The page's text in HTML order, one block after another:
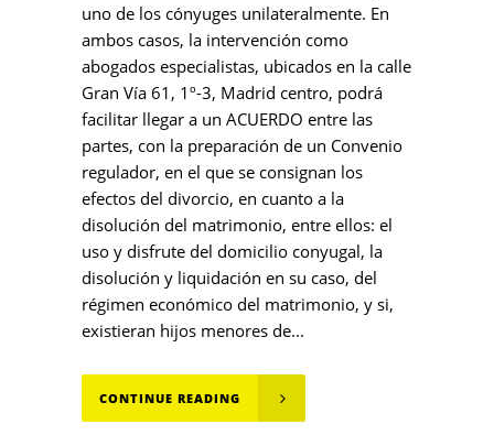
uno de los cónyuges unilateralmente. En
ambos casos, la intervención como
abogados especialistas, ubicados en la calle
Gran Vía 61, 1º-3, Madrid centro, podrá
facilitar llegar a un ACUERDO entre las
partes, con la preparación de un Convenio
regulador, en el que se consignan los
efectos del divorcio, en cuanto a la
disolución del matrimonio, entre ellos: el
uso y disfrute del domicilio conyugal, la
disolución y liquidación en su caso, del
régimen económico del matrimonio, y si,
existieran hijos menores de...
CONTINUE READING